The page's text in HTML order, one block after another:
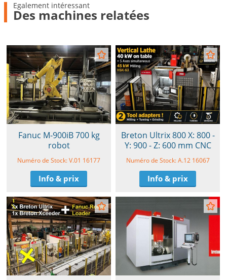
Egalement intéressant
Des machines relatées
Fanuc M-900iB 700 kg
robot
Numéro de Stock: V.01 16177
Info & prix
Breton Ultrix 800 X: 800 -
Y: 900 - Z: 600 mm CNC
Numéro de Stock: A.12 16067
Info & prix